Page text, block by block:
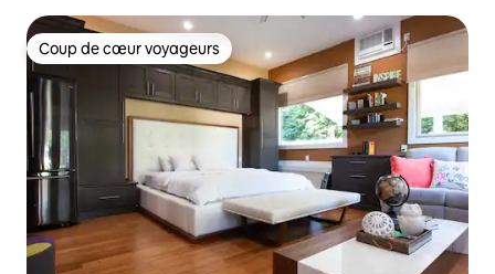
Coup de cœur voyageurs
Coup de cœur voyageurs